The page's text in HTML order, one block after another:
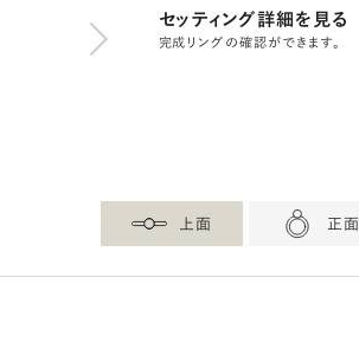
セッティング詳細を見る
完成リングの確認ができます。
上面 正面